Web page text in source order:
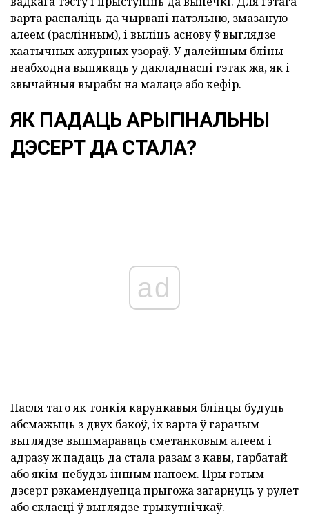
варта распаліць да чырвані патэльню, змазаную
алеем (раслінным), і выліць аснову ў выглядзе
хаатычных ажурных узораў. У далейшым бліны
неабходна выпякаць у дакладнасці гэтак жа, як і
звычайныя вырабы на малацэ або кефір.
ЯК ПАДАЦЬ АРЫГІНАЛЬНЫ
ДЭСЕРТ ДА СТАЛА?
ad
Пасля таго як тонкія карункавыя блінцы будуць
абсмажыць з двух бакоў, іх варта ў гарачым
выглядзе вышмараваць сметанковым алеем і
адразу ж падаць да стала разам з кавы, гарбатай
або якім-небудзь іншым напоем. Пры гэтым
дэсерт рэкамендуецца прыгожа загарнуць у рулет
або скласці ў выглядзе трыкутнічкаў.